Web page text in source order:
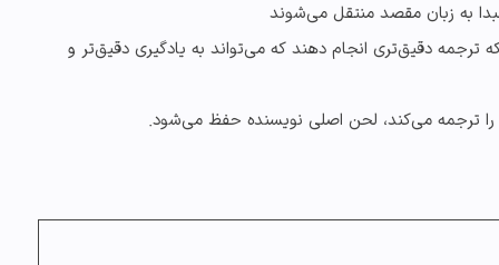
به زبان مقصد منتقل می‌شوند
دقیق‌تری انجام دهند که می‌تواند به یادگیری دقیق‌تر و
ترجمه می‌کند، لحن اصلی نویسنده حفظ می‌شود.